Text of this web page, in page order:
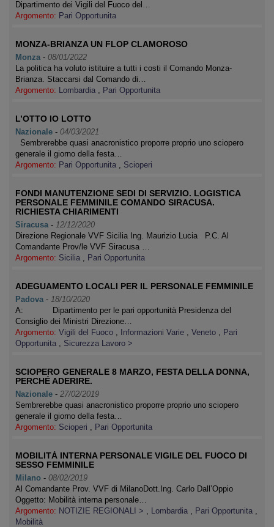
Dipartimento dei Vigili del Fuoco del…
Argomento: Pari Opportunita
MONZA-BRIANZA UN FLOP CLAMOROSO
Monza - 08/01/2022
La politica ha voluto istituire a tutti i costi il Comando Monza-
Brianza. Staccarsi dal Comando di…
Argomento: Lombardia , Pari Opportunita
L’OTTO IO LOTTO
Nazionale - 04/03/2021
Sembrerebbe quasi anacronistico proporre proprio uno sciopero
generale il giorno della festa…
Argomento: Pari Opportunita , Scioperi
FONDI MANUTENZIONE SEDI DI SERVIZIO. LOGISTICA
PERSONALE FEMMINILE COMANDO SIRACUSA.
RICHIESTA CHIARIMENTI
Siracusa - 12/12/2020
Direzione Regionale VVF Sicilia Ing. Maurizio Lucia P.C. Al
Comandante Prov/le VVF Siracusa …
Argomento: Sicilia , Pari Opportunita
ADEGUAMENTO LOCALI PER IL PERSONALE FEMMINILE
Padova - 18/10/2020
A: Dipartimento per le pari opportunità Presidenza del
Consiglio dei Ministri Direzione…
Argomento: Vigili del Fuoco , Informazioni Varie , Veneto , Pari
Opportunita , Sicurezza Lavoro >
SCIOPERO GENERALE 8 MARZO, FESTA DELLA DONNA,
PERCHÉ ADERIRE.
Nazionale - 27/02/2019
Sembrerebbe quasi anacronistico proporre proprio uno sciopero
generale il giorno della festa…
Argomento: Scioperi , Pari Opportunita
MOBILITÀ INTERNA PERSONALE VIGILE DEL FUOCO DI
SESSO FEMMINILE
Milano - 08/02/2019
Al Comandante Prov. VVF di MilanoDott.Ing. Carlo Dall’Oppio
Oggetto: Mobilità interna personale…
Argomento: NOTIZIE REGIONALI > , Lombardia , Pari Opportunita ,
Mobilità